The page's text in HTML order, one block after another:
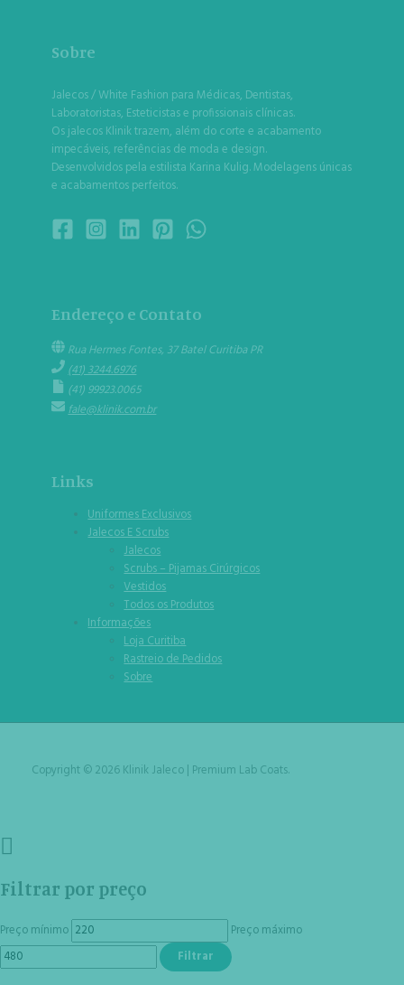
Sobre
Jalecos / White Fashion para Médicas, Dentistas,
Laboratoristas, Esteticistas e profissionais clínicas.
Os jalecos Klinik trazem, além do corte e acabamento
impecáveis, referências de moda e design.
Desenvolvidos pela estilista Karina Kulig. Modelagens únicas
e acabamentos perfeitos.
Endereço e Contato
Rua Hermes Fontes, 37 Batel Curitiba PR
(41) 3244.6976
(41) 99923.0065
fale@klinik.com.br
Links
Uniformes Exclusivos
Jalecos E Scrubs
Jalecos
Scrubs – Pijamas Cirúrgicos
Vestidos
Todos os Produtos
Informações
Loja Curitiba
Rastreio de Pedidos
Sobre
Copyright © 2026 Klinik Jaleco | Premium Lab Coats.
Filtrar por preço
Preço mínimo
Preço máximo
Filtrar